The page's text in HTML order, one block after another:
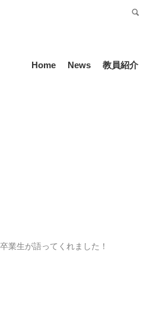
Home News 教員紹介
業生が語ってくれました！